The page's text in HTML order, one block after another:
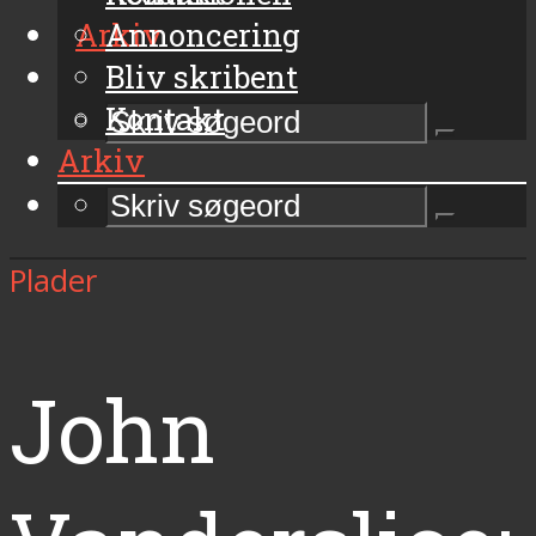
Arkiv
Annoncering
Bliv skribent
Kontakt
Arkiv
Plader
John